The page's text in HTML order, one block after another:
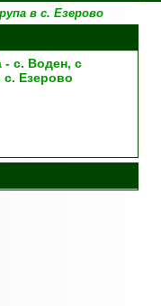
в с. Езерово
- с. Воден, с
Езерово